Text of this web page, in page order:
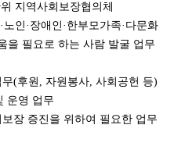
지역사회보장협의체
인·장애인·한부모가족·다문화
을 필요로 하는 사람 발굴 업무
(후원, 자원봉사, 사회공헌 등)
운영 업무
장 증진을 위하여 필요한 업무